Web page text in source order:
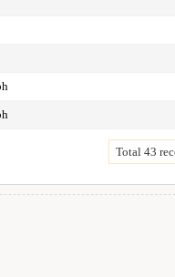
Total 43